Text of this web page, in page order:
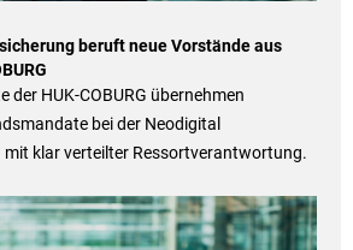
beruft neue Vorstände aus
der HUK-COBURG übernehmen
bei der Neodigital
klar verteilter Ressortverantwortung.